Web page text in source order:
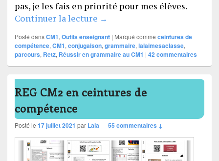
pas, je les fais en priorité pour mes élèves.
Continuer la lecture REG CM1 en ceintures de
→
Posté dansCM1, Outils enseignant | Marqué comme ceintures de
compétence, CM1, conjugaison, grammaire, lalaimesaclasse,
parcours, Retz, Réussir en grammaire au CM1 | 42commentaires
REG CM2 en ceintures de
compétence
Posté le 17 juillet 2021 par Lala—55 commentaires ↓